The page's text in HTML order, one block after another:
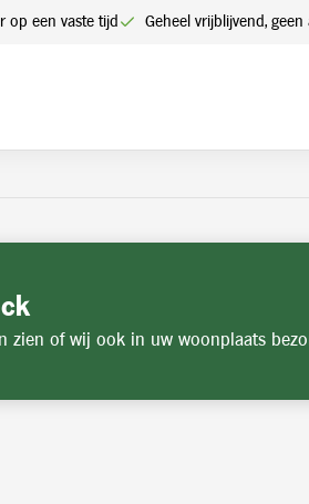
op een vaste tijd Geheel vrijblijvend,
geen account? Vraag hier uw
zien of wij ook in uw woonplaats